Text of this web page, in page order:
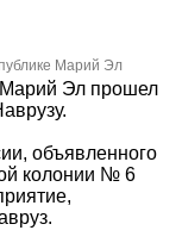
Марий Эл
Эл прошел
объявленного
колонии № 6